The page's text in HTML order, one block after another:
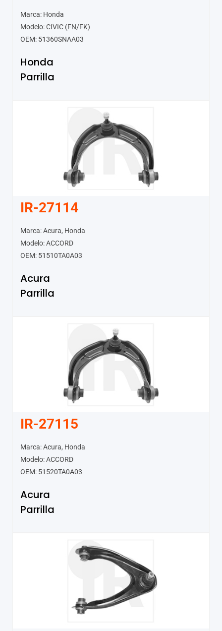
Marca: Honda
Modelo: CIVIC (FN/FK)
OEM: 51360SNAA03
Honda
Parrilla
IR-27114
Marca: Acura, Honda
Modelo: ACCORD
OEM: 51510TA0A03
Acura
Parrilla
IR-27115
Marca: Acura, Honda
Modelo: ACCORD
OEM: 51520TA0A03
Acura
Parrilla